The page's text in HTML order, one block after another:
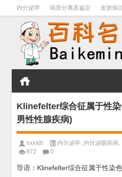
内分泌学 病原分离及鉴定 皮肤病
皮肤病学 男科学 血液病学 心
Klinefelter综合征属于性
男性性腺疾病)
nxxxjb 内分泌学, 内分泌腺疾病,
872
0
导语：Klinefelter综合征属于性染